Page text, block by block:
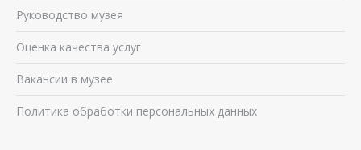
Руководство музея
Оценка качества услуг
Вакансии в музее
Политика обработки персональных данных